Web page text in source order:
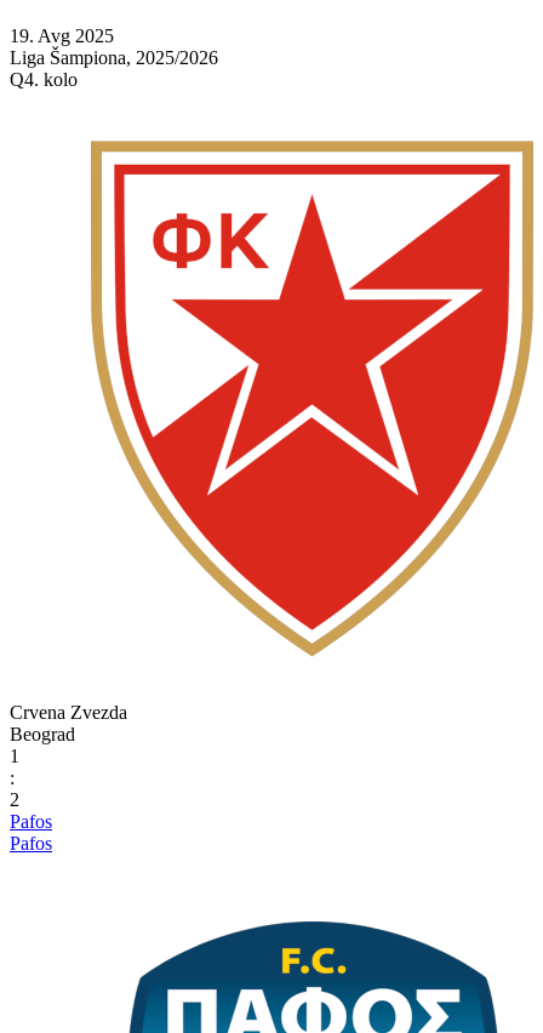
19. Avg 2025
Liga Šampiona, 2025/2026
Q4. kolo
Crvena Zvezda
Beograd
1
:
2
Pafos
Pafos